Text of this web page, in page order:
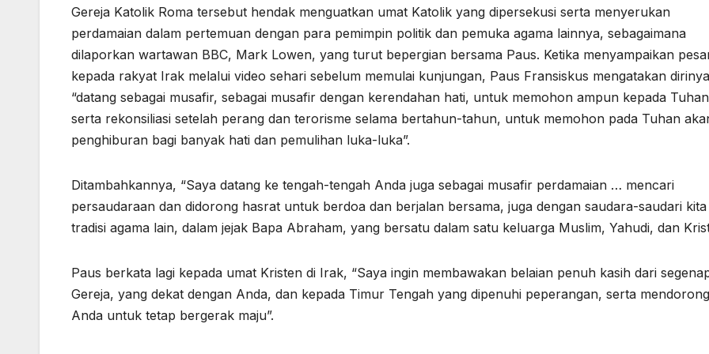
Gereja Katolik Roma tersebut hendak menguatkan umat Katolik yang dipersekusi serta menyerukan
perdamaian dalam pertemuan dengan para pemimpin politik dan pemuka agama lainnya, sebagaimana
dilaporkan wartawan BBC, Mark Lowen, yang turut bepergian bersama Paus. Ketika menyampaikan
kepada rakyat Irak melalui video sehari sebelum memulai kunjungan, Paus Fransiskus mengatakan dirinya
“datang sebagai musafir, sebagai musafir dengan kerendahan hati, untuk memohon ampun kepada Tuhan
serta rekonsiliasi setelah perang dan terorisme selama bertahun-tahun, untuk memohon pada Tuhan
penghiburan bagi banyak hati dan pemulihan luka-luka”.
Ditambahkannya, “Saya datang ke tengah-tengah Anda juga sebagai musafir perdamaian … mencari
persaudaraan dan didorong hasrat untuk berdoa dan berjalan bersama, juga dengan saudara-saudari
tradisi agama lain, dalam jejak Bapa Abraham, yang bersatu dalam satu keluarga Muslim, Yahudi, dan
Paus berkata lagi kepada umat Kristen di Irak, “Saya ingin membawakan belaian penuh kasih dari
Gereja, yang dekat dengan Anda, dan kepada Timur Tengah yang dipenuhi peperangan, serta mendorong
Anda untuk tetap bergerak maju”.